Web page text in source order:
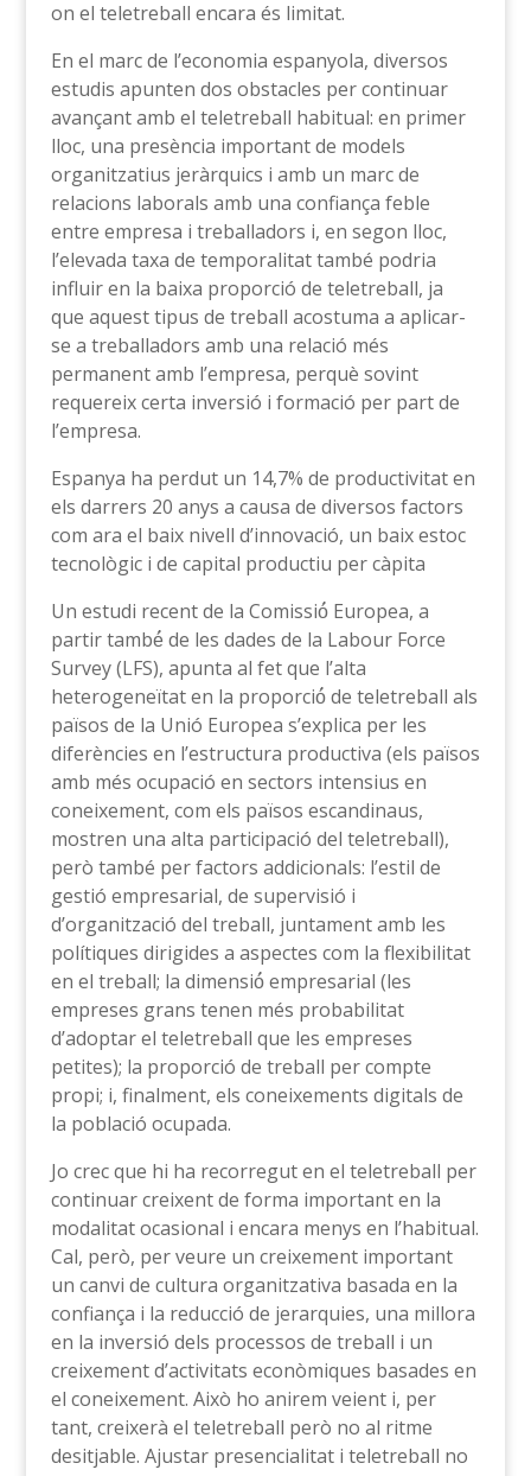
on el teletreball encara és limitat.
En el marc de l’economia espanyola, diversos
estudis apunten dos obstacles per continuar
avançant amb el teletreball habitual: en primer
lloc, una presència important de models
organitzatius jeràrquics i amb un marc de
relacions laborals amb una confiança feble
entre empresa i treballadors i, en segon lloc,
l’elevada taxa de temporalitat també podria
influir en la baixa proporció de teletreball, ja
que aquest tipus de treball acostuma a aplicar-
se a treballadors amb una relació més
permanent amb l’empresa, perquè sovint
requereix certa inversió i formació per part de
l’empresa.
Espanya ha perdut un 14,7% de productivitat en
els darrers 20 anys a causa de diversos factors
com ara el baix nivell d’innovació, un baix estoc
tecnològic i de capital productiu per càpita
Un estudi recent de la Comissió́ Europea, a
partir també́ de les dades de la Labour Force
Survey (LFS), apunta al fet que l’alta
heterogeneïtat en la proporció́ de teletreball als
països de la Unió Europea s’explica per les
diferències en l’estructura productiva (els països
amb més ocupació en sectors intensius en
coneixement, com els països escandinaus,
mostren una alta participació del teletreball),
però també per factors addicionals: l’estil de
gestió empresarial, de supervisió i
d’organització del treball, juntament amb les
polítiques dirigides a aspectes com la flexibilitat
en el treball; la dimensió́ empresarial (les
empreses grans tenen més probabilitat
d’adoptar el teletreball que les empreses
petites); la proporció de treball per compte
propi; i, finalment, els coneixements digitals de
la població ocupada.
Jo crec que hi ha recorregut en el teletreball per
continuar creixent de forma important en la
modalitat ocasional i encara menys en l’habitual.
Cal, però, per veure un creixement important
un canvi de cultura organitzativa basada en la
confiança i la reducció de jerarquies, una millora
en la inversió dels processos de treball i un
creixement d’activitats econòmiques basades en
el coneixement. Això ho anirem veient i, per
tant, creixerà el teletreball però no al ritme
desitjable. Ajustar presencialitat i teletreball no